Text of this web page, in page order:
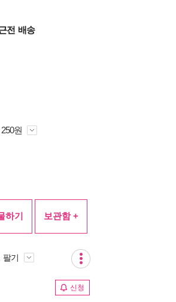
전 배송
원
하기 보관함 +
팔기
신청